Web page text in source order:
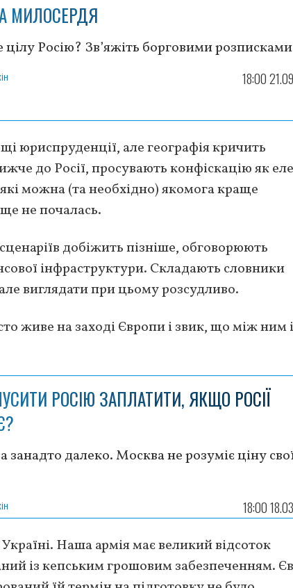
МИЛОСЕРДЯ
цілу Росію? Зв’яжіть борговими
18:00
юриспруденції, але географія кричить
до Росії, просувають конфіскацію як
можна (та необхідно) якомога краще
не почалась.
добіжить пізніше, обговорюють
інфраструктури. Складають словники
виглядати при цьому розсудливо.
живе на заході Європи і звик, що між ним і
РОСІЮ ЗАПЛАТИТИ, ЯКЩО РОСІЇ
занадто далеко. Москва не розуміє ціну
18:00
Наша армія має великий відсоток
із кепським грошовим забезпеченням.